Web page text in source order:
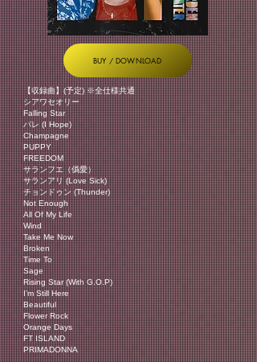
BUY / DOWNLOAD
【収録曲】(予定) ※全仕様共通
シアワセオリー
Falling Star
パレ (I Hope)
Champagne
PUPPY
FREEDOM
サランフエ（僞愛）
サランアリ (Love Sick)
チョンドゥン (Thunder)
Not Enough
All Of My Life
Wind
Take Me Now
Broken
Time To
Sage
Rising Star (With G.O.P)
I’m Still Here
Beautiful
Flower Rock
Orange Days
FT ISLAND
PRIMADONNA